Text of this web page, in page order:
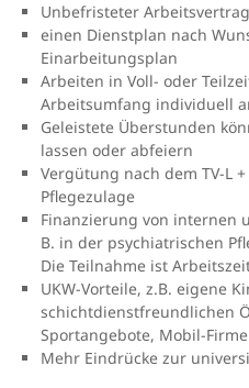
Unbefristeter Arbeitsvertrag
einen Dienstplan nach
Einarbeitungsplan
Arbeiten in Voll- oder
Arbeitsumfang individuell
Geleistete Überstunden
lassen oder abfeiern
Vergütung nach dem TV-L
Pflegezulage
Finanzierung von internen
B. in der psychiatrischen
Die Teilnahme ist
UKW-Vorteile, z.B. eigene
schichtdienstfreundlichen
Sportangebote, Mobil-
Mehr Eindrücke zur